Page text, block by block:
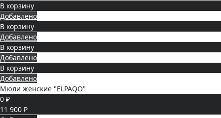
В корзину
Добавлено
В корзину
Добавлено
В корзину
Добавлено
В корзину
Добавлено
Мюли женские "ELPAQO"
0 ₽
11 900 ₽